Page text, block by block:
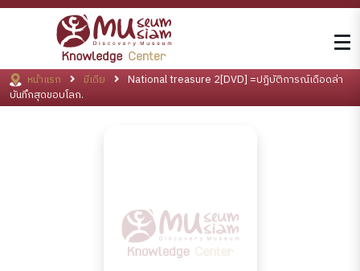
หน้าแรก มีเดีย
National treasure 2[DVD] =ปฏิบัติการณ์เดือดล่า
บันทึกสุดขอบโลก.